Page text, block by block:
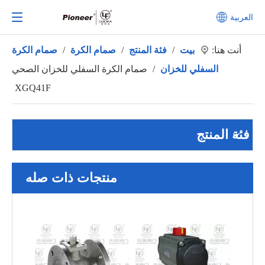
العربية
أنت هنا: بيت / فئة المنتج / صمام الكرة / صمام الكرة
السفلي للخزان / صمام الكرة السفلي للخزان الصحي
XGQ41F
فئة المنتج
منتجات ذات صله